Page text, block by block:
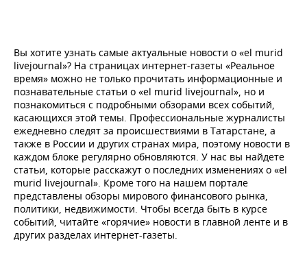
Вы хотите узнать самые актуальные новости о «el murid
livejournal»? На страницах интернет-газеты «Реальное
время» можно не только прочитать информационные и
познавательные статьи о «el murid livejournal», но и
познакомиться с подробными обзорами всех событий,
касающихся этой темы. Профессиональные журналисты
ежедневно следят за происшествиями в Татарстане, а
также в России и других странах мира, поэтому новости в
каждом блоке регулярно обновляются. У нас вы найдете
статьи, которые расскажут о последних изменениях о «el
murid livejournal». Кроме того на нашем портале
представлены обзоры мирового финансового рынка,
политики, недвижимости. Чтобы всегда быть в курсе
событий, читайте «горячие» новости в главной ленте и в
других разделах интернет-газеты.